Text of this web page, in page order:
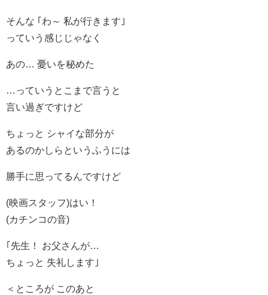
そんな ｢わ～ 私が行きます｣
っていう感じじゃなく
あの… 憂いを秘めた
…っていうとこまで言うと
言い過ぎですけど
ちょっと シャイな部分が
あるのかしらというふうには
勝手に思ってるんですけど
(映画スタッフ)はい！
(カチンコの音)
｢先生！ お父さんが…
ちょっと 失礼します｣
＜ところが このあと